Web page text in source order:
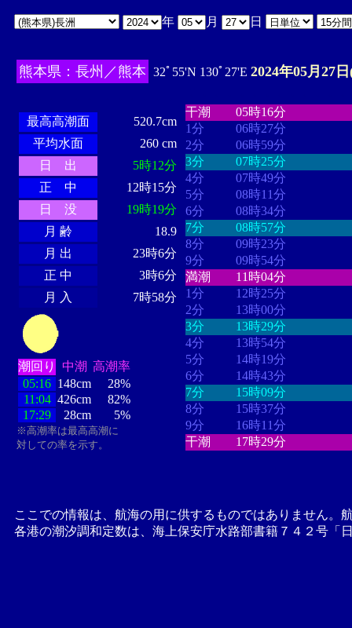
年 月 日
熊本県：長州／熊本 32ﾟ55'N 130ﾟ27'E 2024年05月27
最高高潮面
520.7cm
平均水面
260 cm
日 出
5時12分
正 中
12時15分
日 没
19時19分
月 齢
18.9
月 出
23時6分
正 中
3時6分
月 入
7時58分
潮回り 中潮 高潮率
05:16 148cm
28%
11:04 426cm
82%
17:29
28cm 5%
※高潮率は最高高潮に
対しての率を示す。
干潮
05時16分
1分
06時27分
2分
06時59分
3分
07時25分
4分
07時49分
5分
08時11分
6分
08時34分
7分
08時57分
8分
09時23分
9分
09時54分
満潮
11時04分
1分
12時25分
2分
13時00分
3分
13時29分
4分
13時54分
5分
14時19分
6分
14時43分
7分
15時09分
8分
15時37分
9分
16時11分
干潮
17時29分
ここでの情報は、航海の用に供するものではありません。
各港の潮汐調和定数は、海上保安庁水路部書籍７４２号「